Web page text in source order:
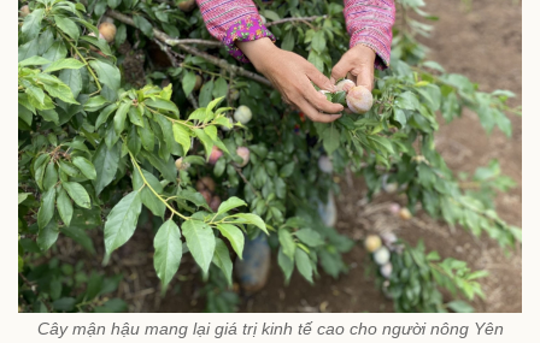
Cây mận hậu mang lại giá trị kinh tế cao cho người nông Yên